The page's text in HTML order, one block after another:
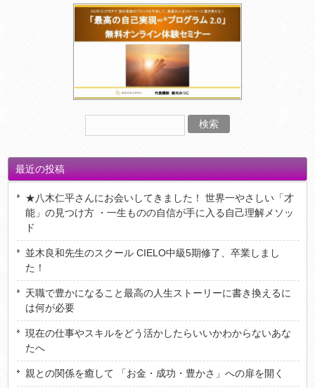
最近の投稿
★八木仁平さんにお会いしてきました！ 世界一やさしい「才
能」の見つけ方 ・一生ものの自信が手に入る自己理解メソッ
ド
並木良和先生のスクール CIELO中級5期修了、卒業しまし
た！
天職で豊かになること最高の人生ストーリーに書き換えるに
は何が必要
現在の仕事やスキルをどう活かしたらいいかわからないあな
たへ
親との関係を癒して 「お金・成功・豊かさ」への扉を開く